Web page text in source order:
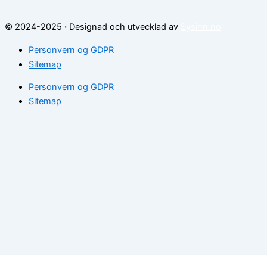
© 2024-2025 · Designad och utvecklad av
Personvern og GDPR
Sitemap
Personvern og GDPR
Sitemap